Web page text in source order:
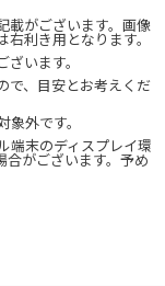
載がございます。画像
利き用となります。
います。
で、目安とお考えくだ
外です。
端末のディスプレイ環
合がございます。予め